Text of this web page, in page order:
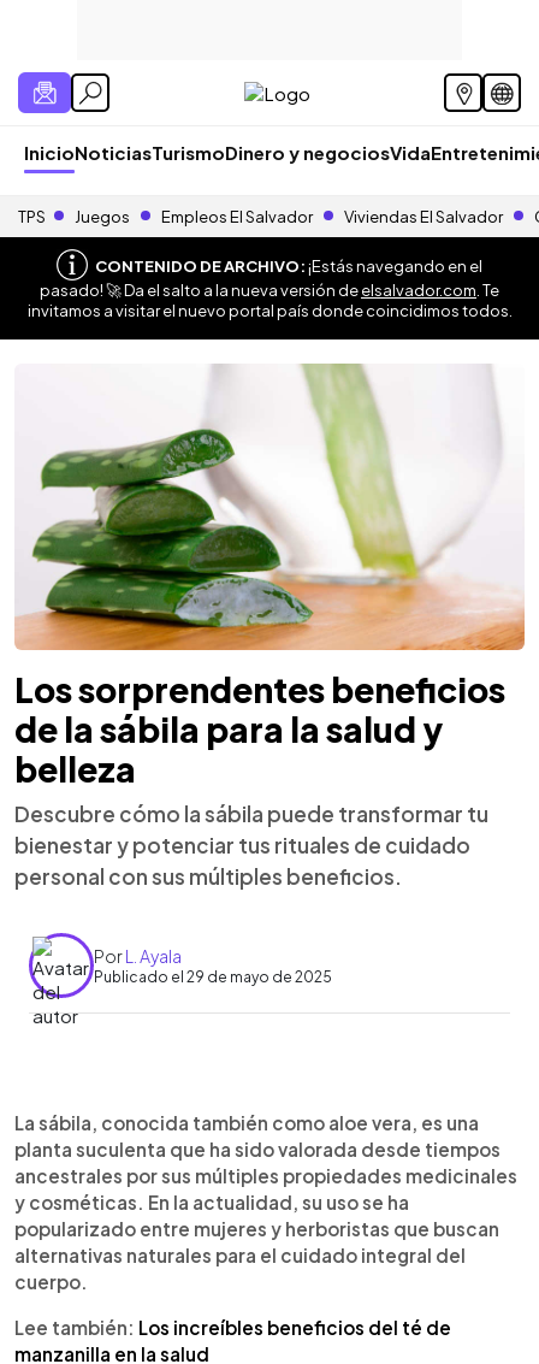
InicioNoticiasTurismoDinero y negociosVida
TPS Juegos Empleos El Salvador Viviendas El Salvador
CONTENIDO DE ARCHIVO:¡Estás navegando en el
pasado! 🚀 Da el salto a la nueva versión deelsalvador.com . Te
invitamos a visitar el nuevo portal país donde coincidimos todos.
Los sorprendentes beneficios
de la sábila para la salud y
belleza
Descubre cómo la sábila puede transformar tu
bienestar y potenciar tus rituales de cuidado
personal con sus múltiples beneficios.
PorL. Ayala
Publicado el 29 de mayo de 2025
► Escuchar artículo
La sábila, conocida también como aloe vera, es una
planta suculenta que ha sido valorada desde tiempos
ancestrales por sus múltiples propiedades medicinales
y cosméticas. En la actualidad, su uso se ha
popularizado entre mujeres y herboristas que buscan
alternativas naturales para el cuidado integral del
cuerpo.
Lee también: Los increíbles beneficios del té de
manzanilla en la salud